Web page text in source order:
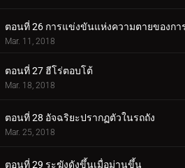
ตอนที่ 26 การแข่งขันแห่งความตายของกา
Mar. 11, 2018
ตอนที่ 27 ฮีโร่ตอบโต้
Mar. 18, 2018
ตอนที่ 28 อัจฉริยะปรากฏตัวในรถถัง
Mar. 25, 2018
ตอนที่ 29 ระฆังดังขึ้นเมื่อม่านขึ้น